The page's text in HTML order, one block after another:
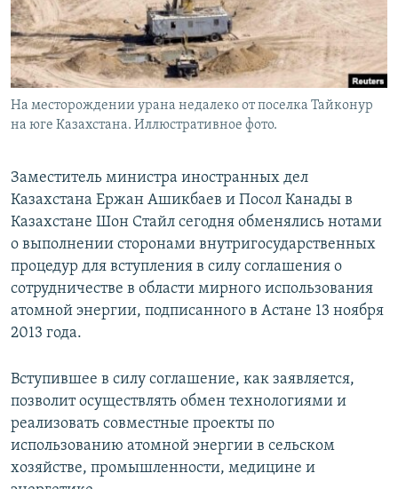
На месторождении урана недалеко от поселка Тайконур
на юге Казахстана. Иллюстративное фото.
Заместитель министра иностранных дел
Казахстана Ержан Ашикбаев и Посол Канады в
Казахстане Шон Стайл сегодня обменялись нотами
о выполнении сторонами внутригосударственных
процедур для вступления в силу соглашения о
сотрудничестве в области мирного использования
атомной энергии, подписанного в Астане 13 ноября
2013 года.
Вступившее в силу соглашение, как заявляется,
позволит осуществлять обмен технологиями и
реализовать совместные проекты по
использованию атомной энергии в сельском
хозяйстве, промышленности, медицине и